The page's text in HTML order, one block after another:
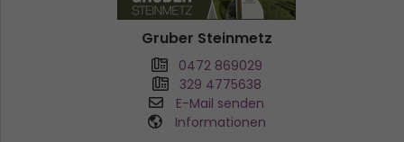
Gruber Steinmetz
0472 869029
329 4775638
E-Mail senden
Informationen